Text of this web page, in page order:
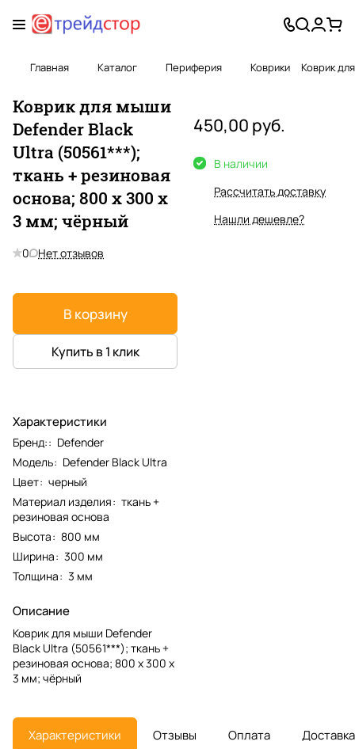
Главная Каталог Периферия Коврики Коврик
Коврик для мыши
Defender Black
Ultra (50561***);
ткань + резиновая
основа; 800 х 300 х
3 мм; чёрный
0 Нет отзывов
В корзину
Купить в 1 клик
Характеристики
Бренд:: Defender
Модель: Defender Black Ultra
Цвет: черный
Материал изделия: ткань +
резиновая основа
Высота: 800 мм
Ширина: 300 мм
Толщина: 3 мм
Описание
Коврик для мыши Defender
Black Ultra (50561***); ткань +
резиновая основа; 800 х 300 х
3 мм; чёрный
450,00 руб.
В наличии
Рассчитать доставку
Нашли дешевле?
Характеристики Отзывы Оплата Доставка